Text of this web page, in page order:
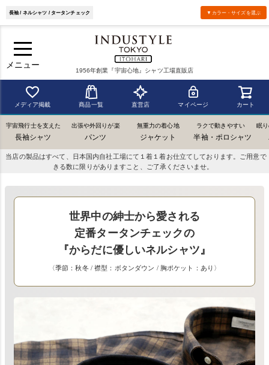
メニュー
1956年創業『宇宙心地』シャツ工場直販店
メディア掲載 商品一覧 直営店 マイページ カート
宇宙飛行士を支えた
長袖シャツ
出張や外回りが楽
パンツ
無重力の着心地
ジャケット
ラクで動きやすい
半袖・ポロシャツ
眠
当店の製品はすべて、日本国内自社工場にて１着１着お仕立てしております。ご用意で
きる数に限りがありますこと、ご了承くださいませ。
長袖 / ネルシャツ / タータンチェック ▼カラー・サイズを選ぶ
世界中の紳士から愛される
定番タータンチェックの
『からだに優しいネルシャツ』
〈季節：秋冬 / 襟型：ボタンダウン / 胸ポケット：あり〉